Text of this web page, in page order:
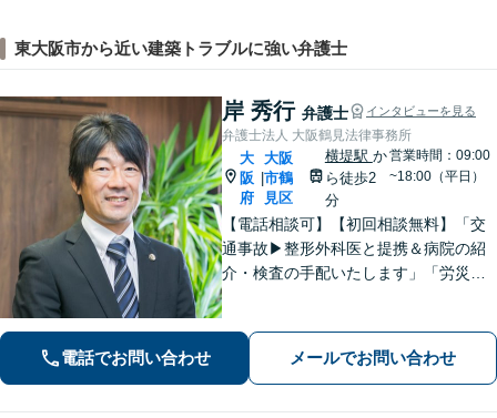
東大阪市から近い建築トラブルに強い弁護士
岸 秀行 弁護士 インタビューを見る
弁護士法人 大阪鶴見法律事務所
大
阪
府
|
大阪
市鶴
見区
横堤駅 か
ら徒歩2
分
営業時間：09:00
~18:00（平日）
【電話相談可】【初回相談無料】「交
通事故▶︎整形外科医と提携＆病院の紹
介・検査の手配いたします」「労災の
ます。法律問題だけではないトータル
サポートを目指します【セカンドオピ
電話でお問い合わせ メールでお問い合わせ